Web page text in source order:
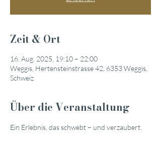
Zeit & Ort
16. Aug. 2025, 19:10 – 22:00
Weggis, Hertensteinstrasse 42, 6353 Weggis,
Schweiz
Über die Veranstaltung
Ein Erlebnis, das schwebt – und verzaubert.